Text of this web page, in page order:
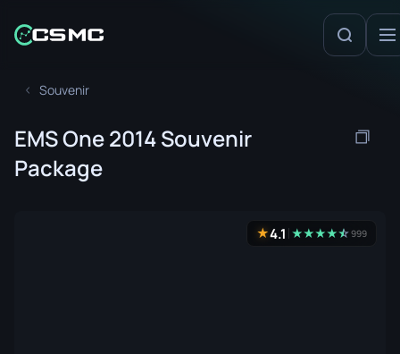
Souvenir
EMS One 2014 Souvenir
Package
★4.1 ★★★★★
☆999